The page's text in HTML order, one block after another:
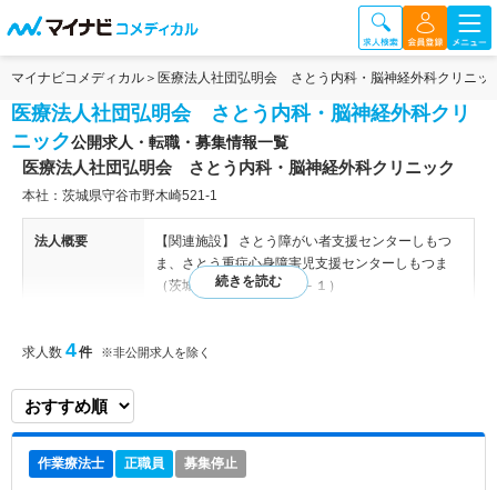
マイナビコメディカル 医療法人社団弘明会 さとう内科・脳神経外科クリニッ
医療法人社団弘明会 さとう内科・脳神経外科クリ
ニック公開求人・転職・募集情報一覧
医療法人社団弘明会 さとう内科・脳神経外科クリニック
本社：茨城県守谷市野木崎521-1
法人概要
【関連施設】 さとう障がい者支援センターしもつ
ま、さとう重症心身障害児支援センターしもつま
（茨城県下妻市柴１６７－１）
人社団 弘明会」です。当法人の経営理念は「医
害福祉サービス施設や計画相談事業所も併設してお
求人数 4件 ※非公開求人を除く
作業療法士 正職員 募集停止